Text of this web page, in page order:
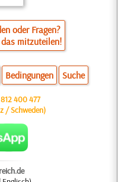
oder Fragen?
mitzuteilen!
Bedingungen Suche
400 477
/ Schweden)